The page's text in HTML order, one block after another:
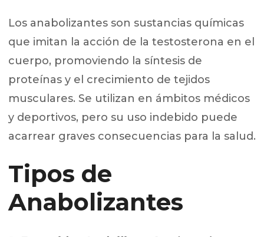
Los anabolizantes son sustancias químicas
que imitan la acción de la testosterona en el
cuerpo, promoviendo la síntesis de
proteínas y el crecimiento de tejidos
musculares. Se utilizan en ámbitos médicos
y deportivos, pero su uso indebido puede
acarrear graves consecuencias para la salud.
Tipos de
Anabolizantes